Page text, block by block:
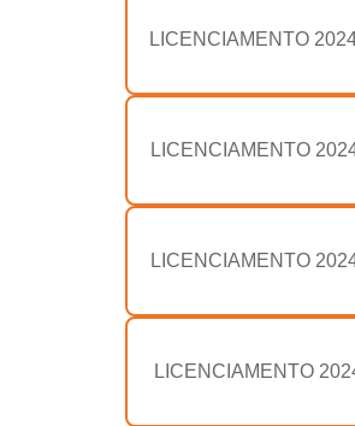
LICENCIAMENTO
LICENCIAMENTO
LICENCIAMENTO
LICENCIAMENTO